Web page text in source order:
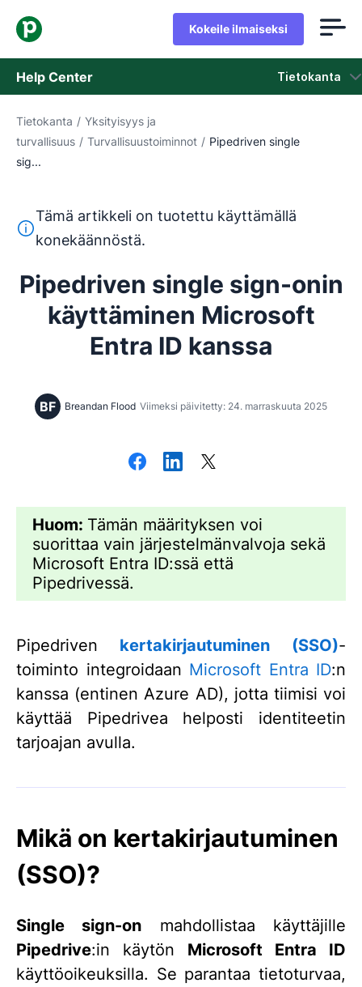
Kokeile ilmaiseksi
Help Center Tietokanta
Tietokanta
Tila
Tietokanta / Yksityisyys ja
turvallisuus / Turvallisuustoiminnot / Pipedriven single
sig...
Tämä teksti on käännetty englannista
Tämä artikkeli on tuotettu käyttämällä
konekäännöstä.
Pipedriven single sign-onin
käyttäminen Microsoft
Entra ID kanssa
BF Breandan Flood Viimeksi päivitetty: 24. marraskuuta 2025
Huom: Tämän määrityksen voi
suorittaa vain järjestelmänvalvoja sekä
Microsoft Entra ID:ssä että
Pipedrivessä.
Pipedriven kertakirjautuminen (SSO)-
toiminto integroidaan Microsoft Entra ID:n
kanssa (entinen Azure AD), jotta tiimisi voi
käyttää Pipedrivea helposti identiteetin
tarjoajan avulla.
Mikä on kertakirjautuminen
(SSO)?
Single sign-on mahdollistaa käyttäjille
Pipedrive:in käytön Microsoft Entra ID
käyttöoikeuksilla. Se parantaa tietoturvaa,